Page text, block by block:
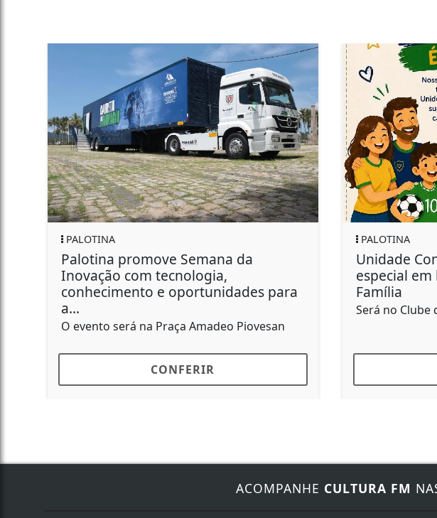
promove Semana da
com tecnologia,
e oportunidades para
na Praça Amadeo Piovesan
Unidade Conviver promove
especial em homenagem ao
Família
Será no Clube do Vovô ás 19h30
ACOMPANHE CULTURA FM